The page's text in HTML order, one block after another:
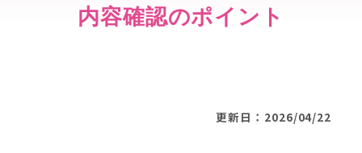
内容確認のポイント
更新日：2026/04/22